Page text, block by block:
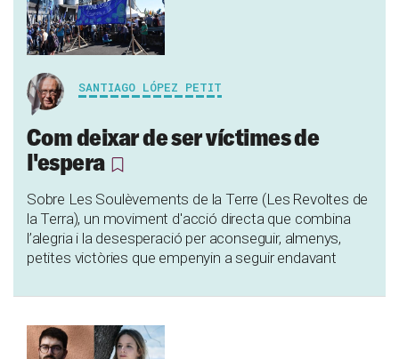
SANTIAGO LÓPEZ PETIT
Com deixar de ser víctimes de
l'espera
Sobre Les Soulèvements de la Terre (Les Revoltes de
la Terra), un moviment d'acció directa que combina
l’alegria i la desesperació per aconseguir, almenys,
petites victòries que empenyin a seguir endavant